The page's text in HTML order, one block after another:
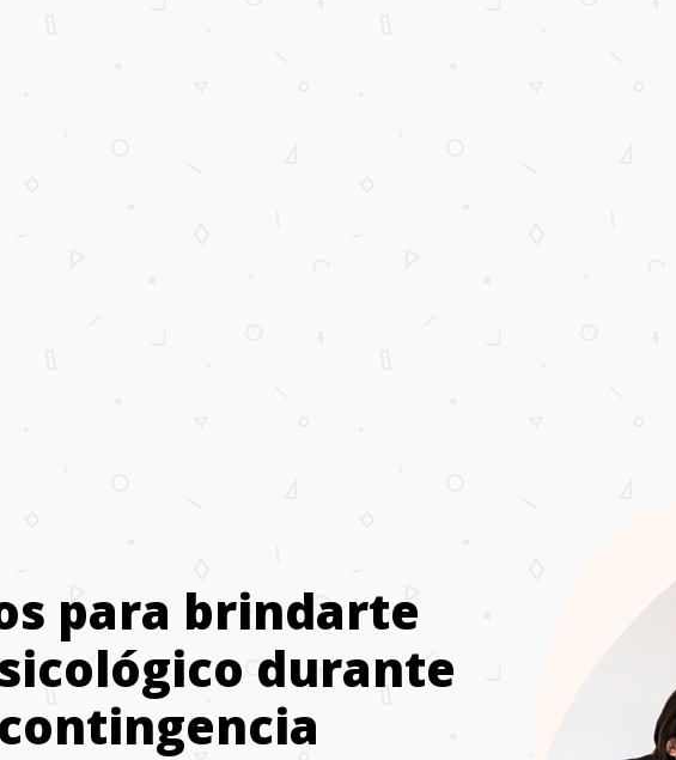
para brindarte
durante